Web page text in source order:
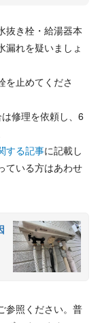
抜き栓・給湯器本
漏れを疑いましょ
を止めてくださ
修理を依頼し、6
する記事に記載し
ている方はあわせ
参照ください。普